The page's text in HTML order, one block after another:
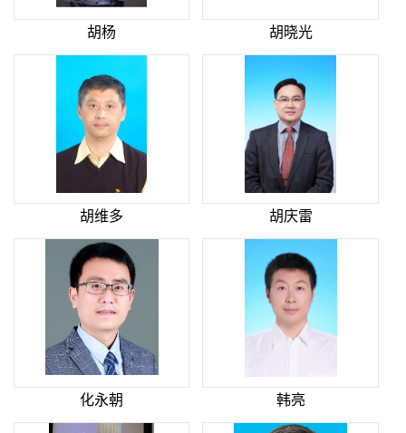
胡杨 胡晓光
胡维多 胡庆雷
化永朝 韩亮